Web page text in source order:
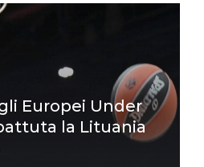
Europei Under
la Lituania